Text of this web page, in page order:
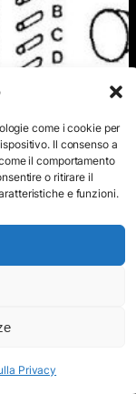
come i cookie per
Il consenso a
il comportamento
o ritirare il
e funzioni.
Privacy